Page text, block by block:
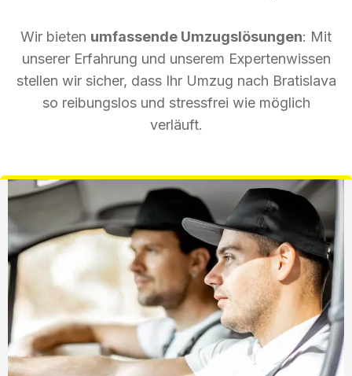
Wir bieten umfassende Umzugslösungen: Mit
unserer Erfahrung und unserem Expertenwissen
stellen wir sicher, dass Ihr Umzug nach Bratislava
so reibungslos und stressfrei wie möglich
verläuft.